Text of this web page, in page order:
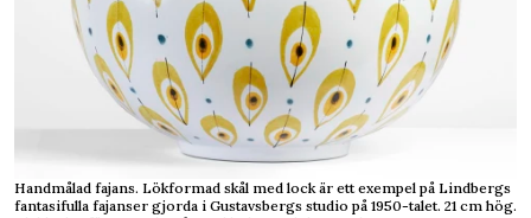
Handmålad fajans. Lökformad skål med lock är ett exempel på Lindbergs
fantasifulla fajanser gjorda i Gustavsbergs studio på 1950-talet. 21 cm hög.